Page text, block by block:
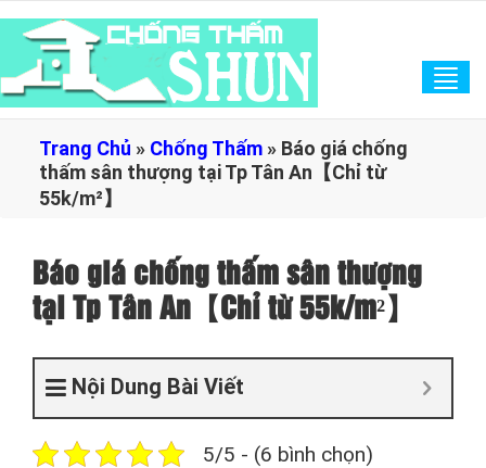
Trang Chủ » Chống Thấm » Báo giá chống
thấm sân thượng tại Tp Tân An【Chỉ từ
55k/m²】
Báo giá chống thấm sân thượng
tại Tp Tân An【Chỉ từ 55k/m²】
Nội Dung Bài Viết
5/5 - (6 bình chọn)